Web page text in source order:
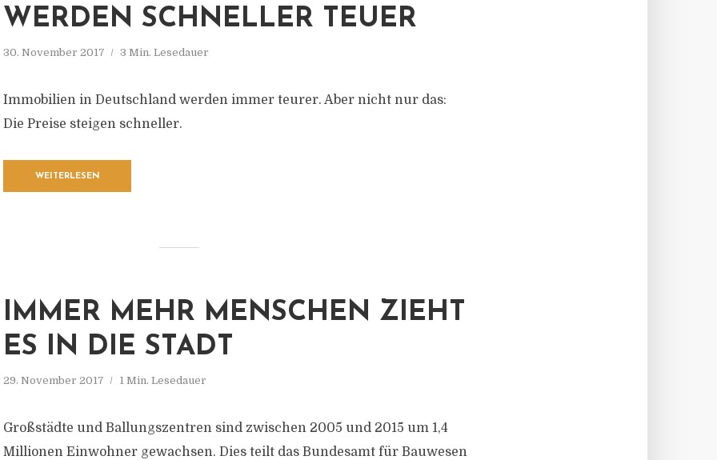
WERDEN SCHNELLER TEUER
30. November 2017 3 Min. Lesedauer
Immobilien in Deutschland werden immer teurer. Aber nicht nur das:
Die Preise steigen schneller.
WEITERLESEN
IMMER MEHR MENSCHEN ZIEHT
ES IN DIE STADT
29. November 2017 1 Min. Lesedauer
Großstädte und Ballungszentren sind zwischen 2005 und 2015 um 1,4
Millionen Einwohner gewachsen. Dies teilt das Bundesamt für Bauwesen